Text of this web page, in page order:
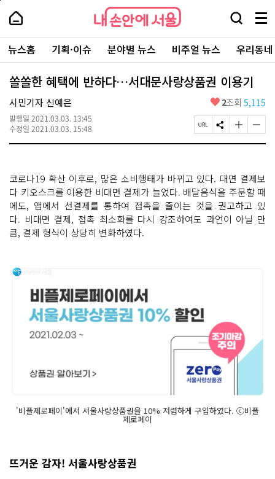
본
로
가
내
손
안
에
서
울
-
서
울
시
대
표
소
털
내
손
에
울
검
창
열
기
메
뉴
전
체
보
주
요
서
뉴스홈 기획·이슈 분야별 뉴스 비주얼 뉴스 우리동
쏠쏠한 혜택에 반하다…서대문사랑상품권 이용기
시민기자 신예은
발행일 2021.03.03. 13:45
수정일 2021.03.03. 15:48
좋
요
2조회 5,115
페
이
L
복
사
S
N
유
하
기
글
자
게
변
경
하
기
글
자
게
변
경
하
기
코로나19 확산 이후로, 많은 소비행태가 바뀌고 있다. 대면 결제보
다 키오스크를 이용한 비대면 결제가 늘었다. 배달음식을 주문할 때
에도, 앱에서 선결제를 통하여 접촉을 줄이는 것을 권고하고 있
다. 비대면 결제, 접촉 최소화를 다시 강조하여도 과언이 아닐 만
큼, 결제 형식이 상당히 변화하였다.
'비플제로페이'에서 서울사랑상품권을 10% 저렴하게 구입하였다. ⓒ비플
제로페이
뜨거운 감자! 서울사랑상품권
페
상
단
로